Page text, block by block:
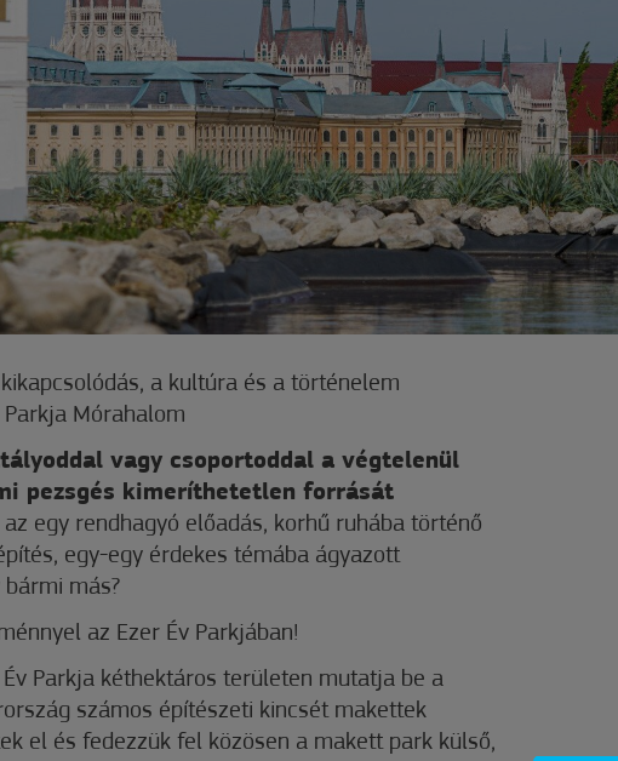
a kultúra és a történelem
Mórahalom
vagy csoportoddal a végtelenül
pezsgés kimeríthetetlen forrását
az egy rendhagyó előadás, korhű ruhába történő
egy-egy érdekes témába ágyazott
bármi más?
az Ezer Év Parkjában!
Parkja kéthektáros területen mutatja be a
számos építészeti kincsét makettek
el és fedezzük fel közösen a makett park külső,